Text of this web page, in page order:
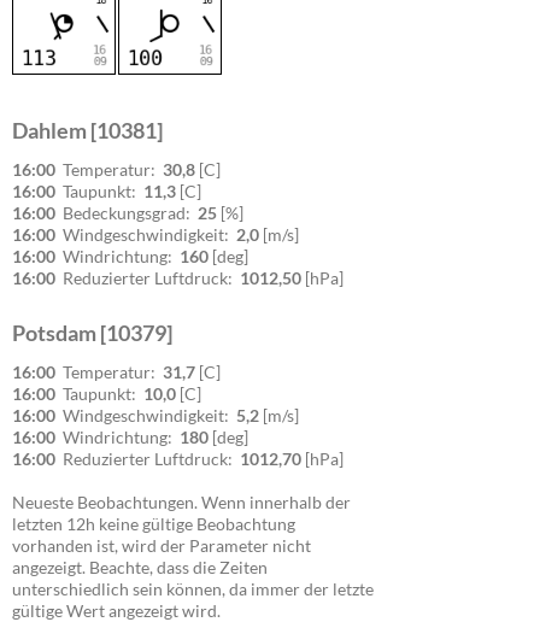
Dahlem [10381]
16:00 Temperatur: 30,8 [C]
16:00 Taupunkt: 11,3 [C]
16:00 Bedeckungsgrad: 25 [%]
16:00 Windgeschwindigkeit: 2,0 [m/s]
16:00 Windrichtung: 160 [deg]
16:00 Reduzierter Luftdruck: 1012,50 [hPa]
Potsdam [10379]
16:00 Temperatur: 31,7 [C]
16:00 Taupunkt: 10,0 [C]
16:00 Windgeschwindigkeit: 5,2 [m/s]
16:00 Windrichtung: 180 [deg]
16:00 Reduzierter Luftdruck: 1012,70 [hPa]
Neueste Beobachtungen. Wenn innerhalb der
letzten 12h keine gültige Beobachtung
vorhanden ist, wird der Parameter nicht
angezeigt. Beachte, dass die Zeiten
unterschiedlich sein können, da immer der letzte
gültige Wert angezeigt wird.